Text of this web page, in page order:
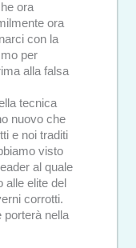
ora
ora
con la
per
alla falsa
tecnica
nuovo che
e noi traditi
visto
al quale
alle elite del
corrotti.
porterà nella